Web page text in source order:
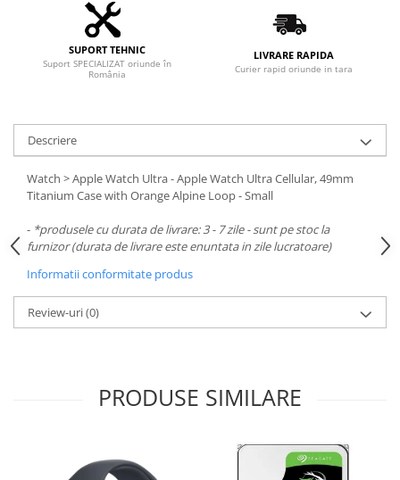
SUPORT TEHNIC
Suport SPECIALIZAT oriunde în
România
LIVRARE RAPIDA
Curier rapid oriunde in tara
Descriere
Watch > Apple Watch Ultra - Apple Watch Ultra Cellular, 49mm
Titanium Case with Orange Alpine Loop - Small
- *produsele cu durata de livrare: 3 - 7 zile - sunt pe stoc la
furnizor (durata de livrare este enuntata in zile lucratoare)
Informatii conformitate produs
Review-uri(0)
PRODUSE SIMILARE